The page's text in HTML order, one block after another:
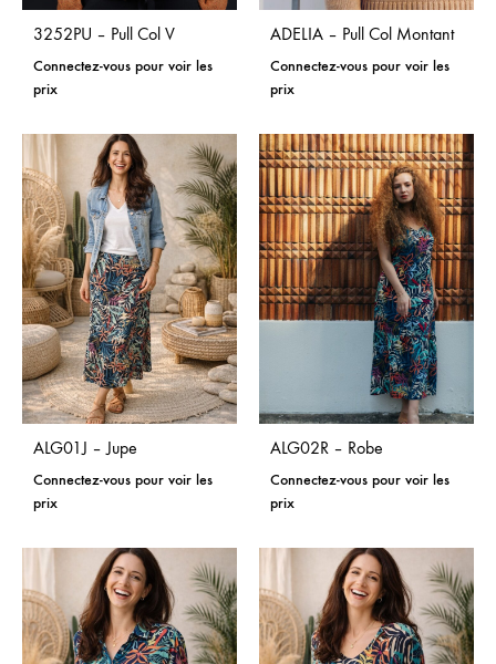
3252PU – Pull Col V
Connectez-vous pour voir les
prix
ADELIA – Pull Col Montant
Connectez-vous pour voir les
prix
ALG01J – Jupe
Connectez-vous pour voir les
prix
ALG02R – Robe
Connectez-vous pour voir les
prix